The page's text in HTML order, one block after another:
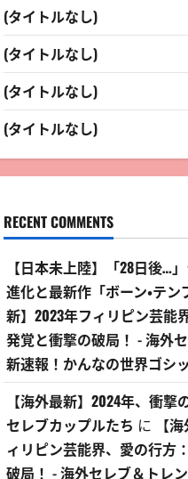
(タイトルなし)
(タイトルなし)
(タイトルなし)
(タイトルなし)
RECENT COMMENTS
【日本未上陸】「28日後…
進化と最新作「ボーン・テン
新】2023年フィリピン芸能
発覚と衝撃の破局！ - 海外
新速報！かんなの世界ゴシ
【海外最新】2024年、衝
セレブカップルたち に
【
ィリピン芸能界、愛の行方
破局！ - 海外セレブ＆トレ